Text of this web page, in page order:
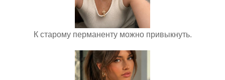
К старому перманенту можно привыкнуть.